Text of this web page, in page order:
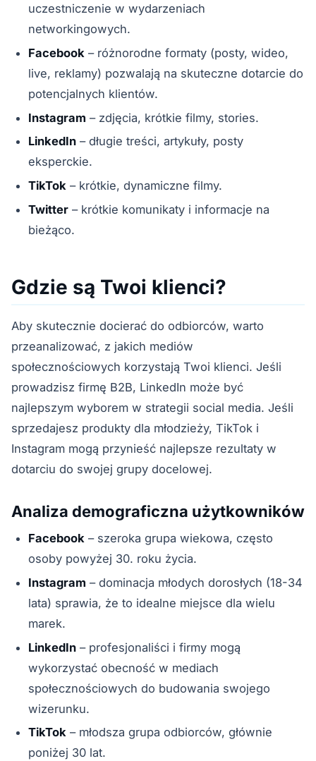
uczestniczenie w wydarzeniach
networkingowych.
Facebook – różnorodne formaty (posty, wideo,
live, reklamy) pozwalają na skuteczne dotarcie do
potencjalnych klientów.
Instagram – zdjęcia, krótkie filmy, stories.
LinkedIn – długie treści, artykuły, posty
eksperckie.
TikTok – krótkie, dynamiczne filmy.
Twitter – krótkie komunikaty i informacje na
bieżąco.
Gdzie są Twoi klienci?
Aby skutecznie docierać do odbiorców, warto
przeanalizować, z jakich mediów
społecznościowych korzystają Twoi klienci. Jeśli
prowadzisz firmę B2B, LinkedIn może być
najlepszym wyborem w strategii social media. Jeśli
sprzedajesz produkty dla młodzieży, TikTok i
Instagram mogą przynieść najlepsze rezultaty w
dotarciu do swojej grupy docelowej.
Analiza demograficzna użytkowników
Facebook – szeroka grupa wiekowa, często
osoby powyżej 30. roku życia.
Instagram – dominacja młodych dorosłych (18-34
lata) sprawia, że to idealne miejsce dla wielu
marek.
LinkedIn – profesjonaliści i firmy mogą
wykorzystać obecność w mediach
społecznościowych do budowania swojego
wizerunku.
TikTok – młodsza grupa odbiorców, głównie
poniżej 30 lat.